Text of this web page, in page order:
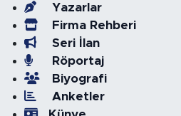
Yazarlar
Firma Rehberi
Seri İlan
Röportaj
Biyografi
Anketler